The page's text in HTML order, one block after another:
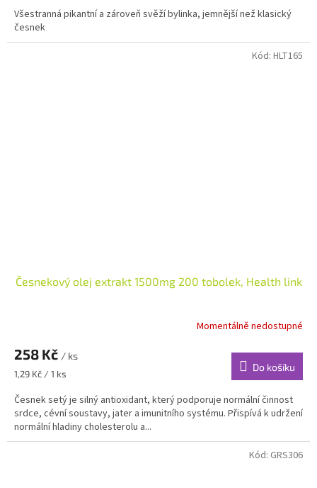
Všestranná pikantní a zároveň svěží bylinka, jemnější než klasický
česnek
Česnekový olej extrakt 1500mg 200 tobolek, Health link
Momentálně nedostupné
258 Kč / ks
Měrná
1,29 Kč / 1 ks
Do košíku
Česnek setý je silný antioxidant, který podporuje normální činnost
srdce, cévní soustavy, jater a imunitního systému. Přispívá k udržení
normální hladiny cholesterolu a...
Kód: HLT165
Kód: GRS306